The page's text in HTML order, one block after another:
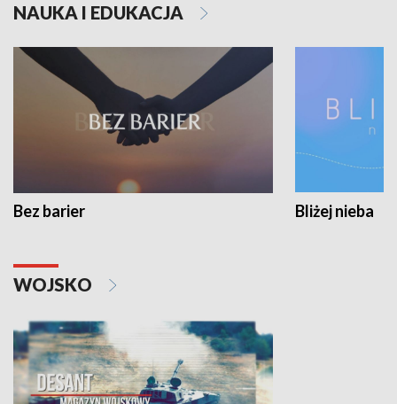
NAUKA I EDUKACJA
Bez barier Bliżej nieba
WOJSKO